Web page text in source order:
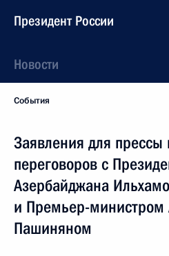
Президент России
Новости
События
Заявления для прессы
переговоров с
Азербайджана
и Премьер-
Пашиняном